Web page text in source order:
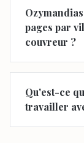
pages par
couvreur ?
Qu'est-ce
travailler